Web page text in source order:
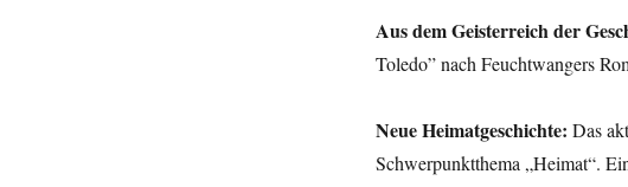
Aus dem Geisterreich der
Toledo” nach Feuchtwangers
Neue Heimatgeschichte: Das
Schwerpunktthema „Heimat“.